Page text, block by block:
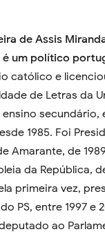
de Assis
é um político
católico e
de Letras da
secundário,
1985. Foi
Amarante, de
da República,
primeira vez,
PS, entre 1997 e
ao